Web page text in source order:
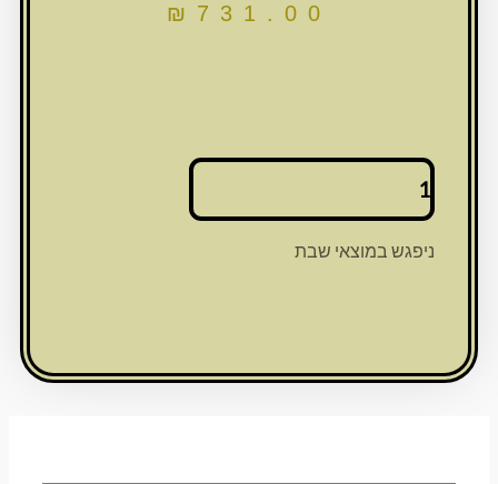
₪ 731.00
כמות
מחלק
כוסות
ניפגש במוצאי שבת